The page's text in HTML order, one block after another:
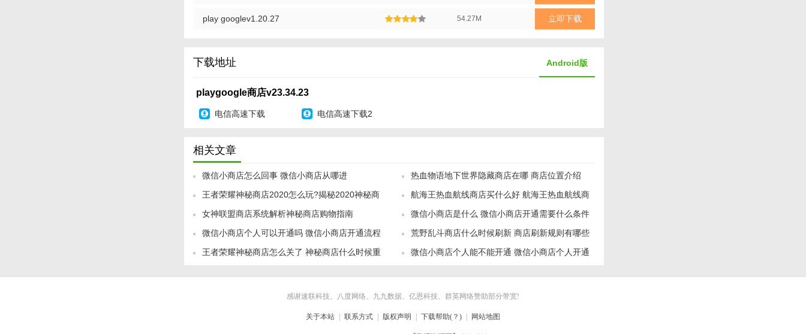
【playgoogle商店用法】
1. 打开PlayGoogle商店应用。
2. 在搜索框中输入想要的应用或游戏名称进行搜索。
4. 对于需要购买的数字内容，选择相应的购买选项并完成支付。
5. 在“我的应用与游戏”中查看已安装的应用和游戏，以及更新和卸载操作。
【playgoogle商店点评】
PlayGoogle商店作为Android系统的官方应用商店，具有官方认证、内容丰富、更新快速等优点，是Android
用户获取数字内容的重要选择。同时，其用户友好的界面和便捷的操作也得到了广泛好评。然而，随着第三
方应用商店的兴起，PlayGoogle商店也面临着竞争压力，需要不断改进和创新以保持其市场地位。
play googlev1.20.27 54.27M 立即下载
下载地址 Android版
playgoogle商店v23.34.23
电信高速下载 电信高速下载2
相关文章
微信小商店怎么回事 微信小商店从哪进
热血物语地下世界隐藏商店在哪 商店位置介绍
王者荣耀神秘商店2020怎么玩?揭秘2020神秘商
店时间表
航海王热血航线商店买什么好 航海王热血航线商
店优先购买建议
女神联盟商店系统解析神秘商店购物指南
微信小商店是什么 微信小商店开通需要什么条件
微信小商店个人可以开通吗 微信小商店开通流程
荒野乱斗商店什么时候刷新 商店刷新规则有哪些
王者荣耀神秘商店怎么关了 神秘商店什么时候重
新开启
微信小商店个人能不能开通 微信小商店个人开通
方法
感谢速联科技、八度网络、九九数据、亿恩科技、群英网络赞助部分带宽!
关于本站 联系方式 版权声明 下载帮助(？) 网站地图